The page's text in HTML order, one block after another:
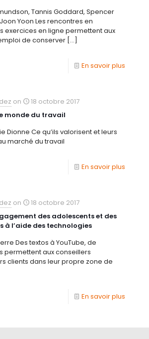
Tannis Goddard, Spencer
Yoon Les rencontres en
exercices en ligne permettent aux
de conserver […]
En savoir plus
on
18 octobre 2017
monde du travail
Dionne Ce qu’ils valorisent et leurs
marché du travail
En savoir plus
on
18 octobre 2017
des adolescents et des
à l’aide des technologies
Des textos à YouTube, de
permettent aux conseillers
clients dans leur propre zone de
En savoir plus